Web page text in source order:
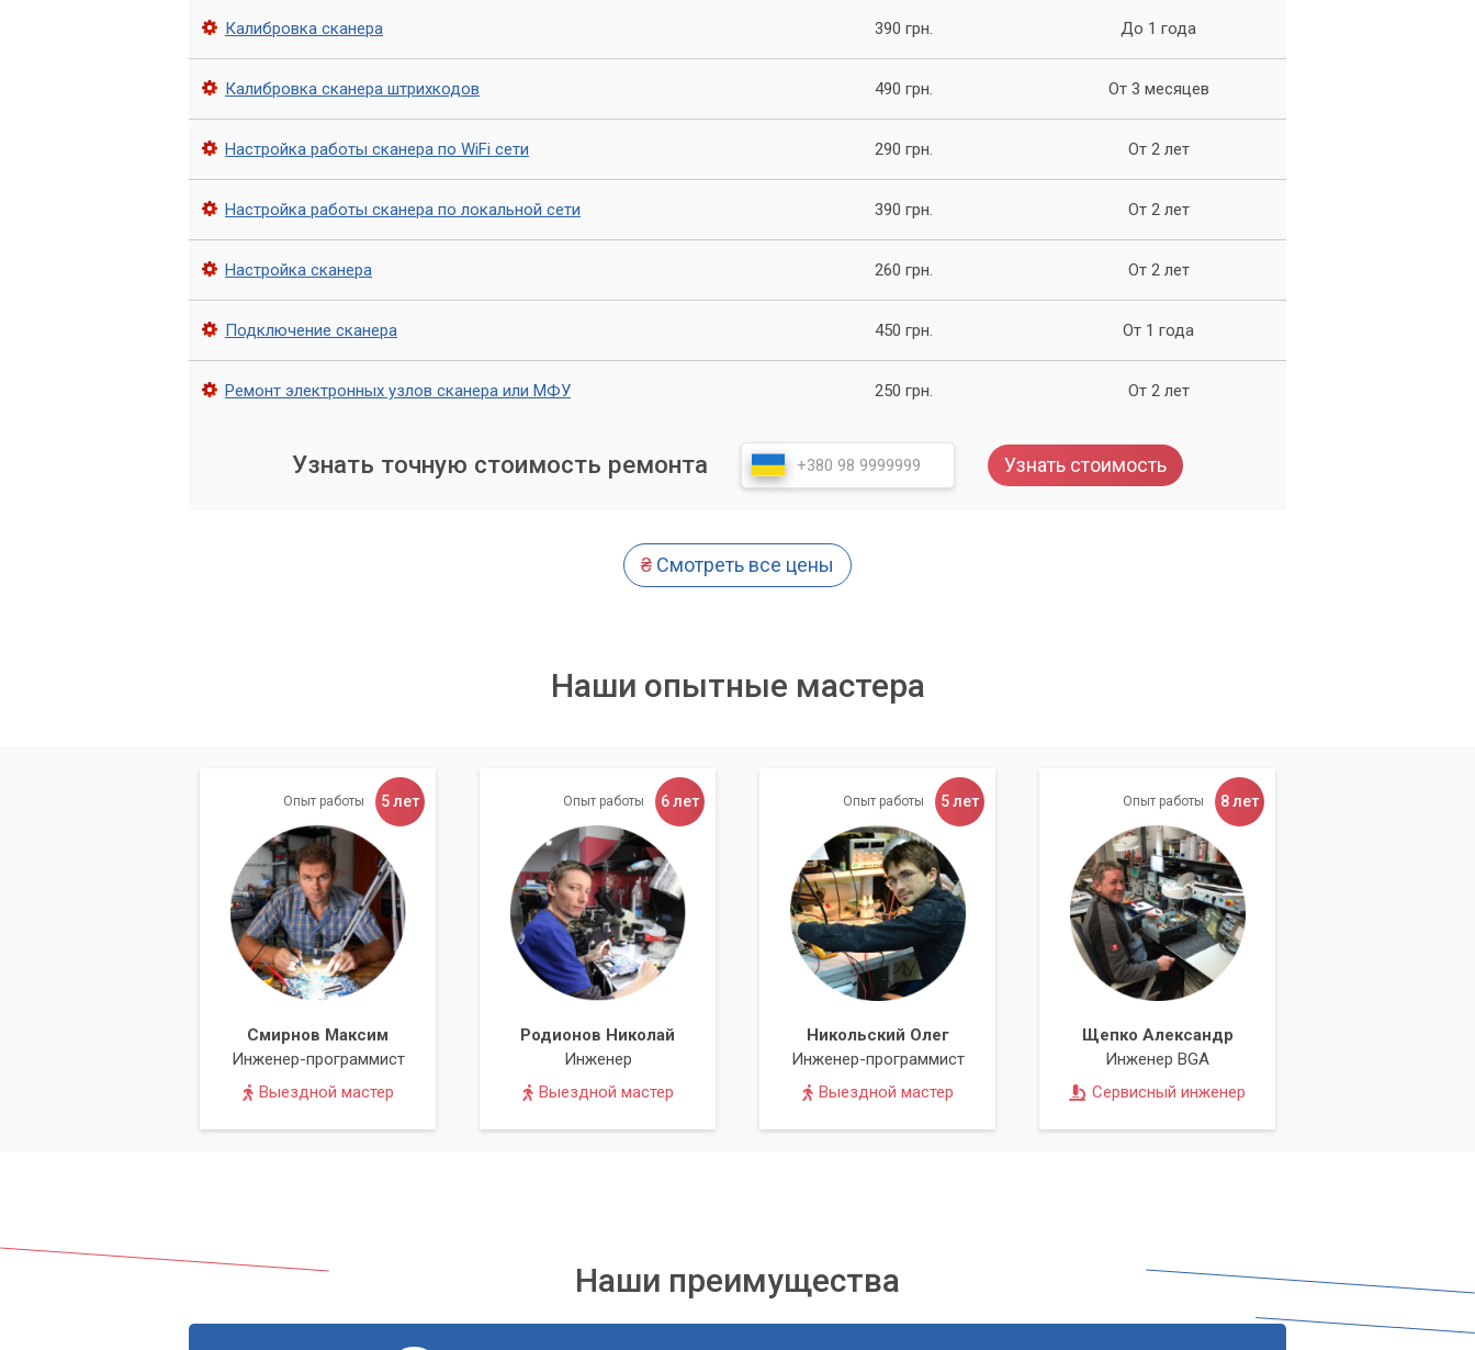
какие преимущества вы получите при обращении в наш сервисный центр.
Калибровка сканера 390 грн. До 1 года
Калибровка сканера штрихкодов 490 грн. От 3 месяцев
Настройка работы сканера по WiFi сети 290 грн. От 2 лет
Настройка работы сканера по локальной сети 390 грн. От 2 лет
Настройка сканера 260 грн. От 2 лет
Подключение сканера 450 грн. От 1 года
Ремонт электронных узлов сканера или МФУ 250 грн. От 2 лет
Узнать точную стоимость ремонта Узнать стоимость
₴ Смотреть все цены
Наши опытные мастера
Опыт работы 5 лет
Смирнов Максим
Инженер-программист
Выездной мастер
Опыт работы 6 лет
Родионов Николай
Инженер
Выездной мастер
Опыт работы 5 лет
Никольский Олег
Инженер-программист
Выездной мастер
Опыт работы 8 лет
Щепко Александр
Инженер BGA
Сервисный инженер
Наши преимущества